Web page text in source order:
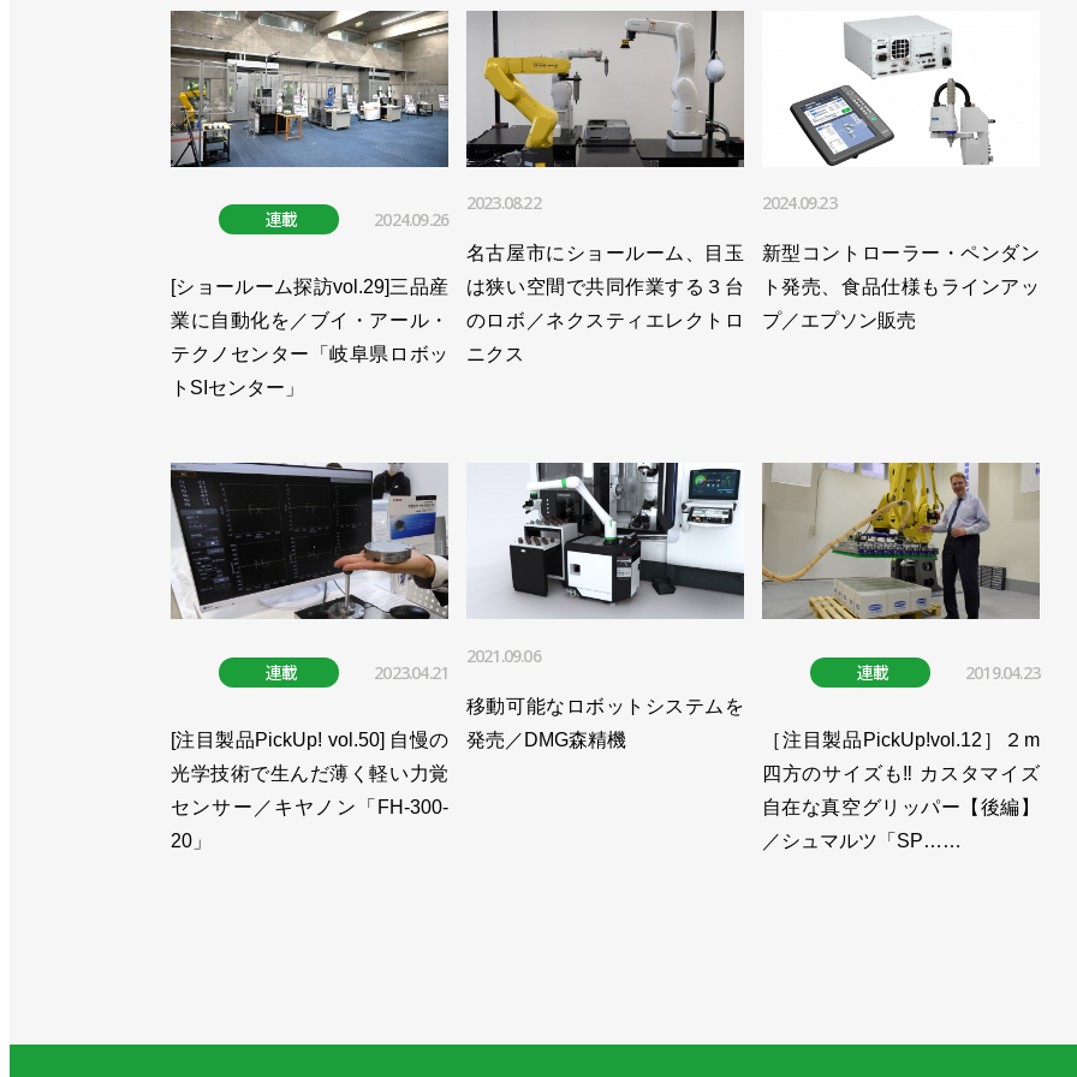
連載 2024.09.26
[ショールーム探訪vol.29]三品産
業に自動化を／ブイ・アール・
テクノセンター「岐阜県ロボッ
トSIセンター」
2023.08.22
名古屋市にショールーム、目玉
は狭い空間で共同作業する３台
のロボ／ネクスティエレクトロ
ニクス
2024.09.23
新型コントローラー・ペンダン
ト発売、食品仕様もラインアッ
プ／エプソン販売
連載 2023.04.21
[注目製品PickUp! vol.50] 自慢の
光学技術で生んだ薄く軽い力覚
センサー／キヤノン「FH-300-
20」
2021.09.06
移動可能なロボットシステムを
発売／DMG森精機
連載 2019.04.23
［注目製品PickUp!vol.12］２m
四方のサイズも‼ カスタマイズ
自在な真空グリッパー【後編】
／シュマルツ「SP……